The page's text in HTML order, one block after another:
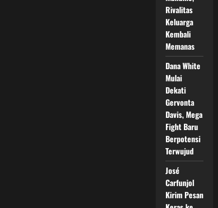
Rivalitas
Keluarga
Kembali
Memanas
Dana White
Mulai
Dekati
Gervonta
Davis, Mega
Fight Baru
Berpotensi
Terwujud
José
Carfunjol
Kirim Pesan